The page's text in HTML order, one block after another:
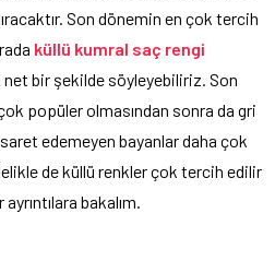
Son dönemin en çok tercih
küllü kumral saç rengi
net bir şekilde söyleyebiliriz. Son
popüler olmasından sonra da gri
edemeyen bayanlar daha çok
de küllü renkler çok tercih edilir
bakalım.